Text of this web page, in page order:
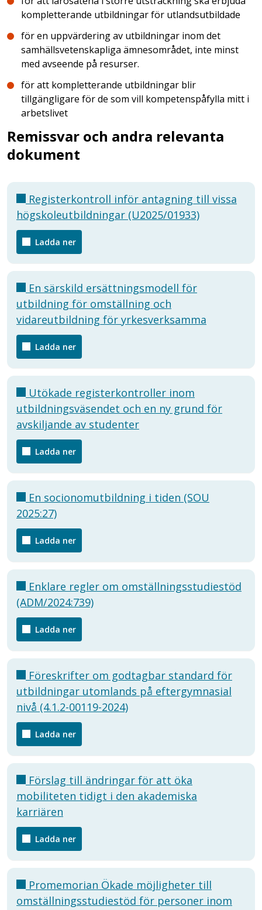
kompletterande utbildningar för utlandsutbildade
för en uppvärdering av utbildningar inom det
samhällsvetenskapliga ämnesområdet, inte minst
med avseende på resurser.
för att kompletterande utbildningar blir
tillgängligare för de som vill kompetenspåfylla mitt i
arbetslivet
Remissvar och andra relevanta
dokument
Registerkontroll inför antagning till vissa
högskoleutbildningar (U2025/01933)
Ladda ner
En särskild ersättningsmodell för
utbildning för omställning och
vidareutbildning för yrkesverksamma
Ladda ner
Utökade registerkontroller inom
utbildningsväsendet och en ny grund för
avskiljande av studenter
Ladda ner
En socionomutbildning i tiden (SOU
2025:27)
Ladda ner
Enklare regler om omställningsstudiestöd
(ADM/2024:739)
Ladda ner
Föreskrifter om godtagbar standard för
utbildningar utomlands på eftergymnasial
nivå (4.1.2-00119-2024)
Ladda ner
Förslag till ändringar för att öka
mobiliteten tidigt i den akademiska
karriären
Ladda ner
Promemorian Ökade möjligheter till
omställningsstudiestöd för personer inom